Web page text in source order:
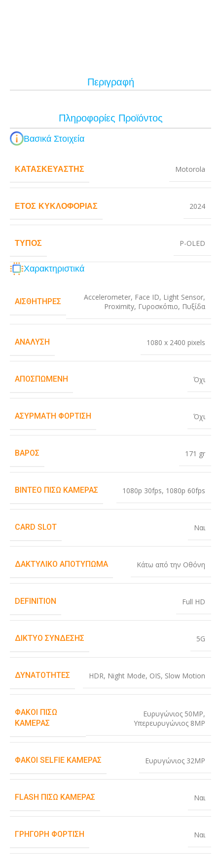
Περιγραφή
Πληροφορίες Προϊόντος
Βασικά Στοιχεία
ΚΑΤΑΣΚΕΥΑΣΤΉΣ Motorola
ΈΤΟΣ ΚΥΚΛΟΦΟΡΊΑΣ 2024
ΤΎΠΟΣ P-OLED
Χαρακτηριστικά
ΑΙΣΘΗΤΉΡΕΣ Accelerometer, Face ID, Light Sensor,
Proximity, Γυροσκόπιο, Πυξίδα
ΑΝΆΛΥΣΗ 1080 x 2400 pixels
ΑΠΟΣΠΏΜΕΝΗ Όχι
ΑΣΎΡΜΑΤΗ ΦΌΡΤΙΣΗ Όχι
ΒΆΡΟΣ 171 gr
ΒΊΝΤΕΟ ΠΊΣΩ ΚΆΜΕΡΑΣ 1080p 30fps, 1080p 60fps
CARD SLOT Ναι
ΔΑΚΤΥΛΙΚΌ ΑΠΟΤΎΠΩΜΑ Κάτω από την Οθόνη
DEFINITION Full HD
ΔΊΚΤΥΟ ΣΎΝΔΕΣΗΣ 5G
ΔΥΝΑΤΌΤΗΤΕΣ HDR, Night Mode, OIS, Slow Motion
ΦΑΚΟΊ ΠΊΣΩ
ΚΆΜΕΡΑΣ
Ευρυγώνιος 50MP,
Υπερευρυγώνιος 8MP
ΦΑΚΟΊ SELFIE ΚΆΜΕΡΑΣ Ευρυγώνιος 32MP
FLASH ΠΊΣΩ ΚΆΜΕΡΑΣ Ναι
ΓΡΉΓΟΡΗ ΦΌΡΤΙΣΗ Ναι